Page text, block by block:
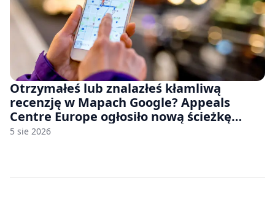
Otrzymałeś lub znalazłeś kłamliwą
recenzję w Mapach Google? Appeals
Centre Europe ogłosiło nową ścieżkę
odwoławczą dla firm i konsumentów
5 sie 2026